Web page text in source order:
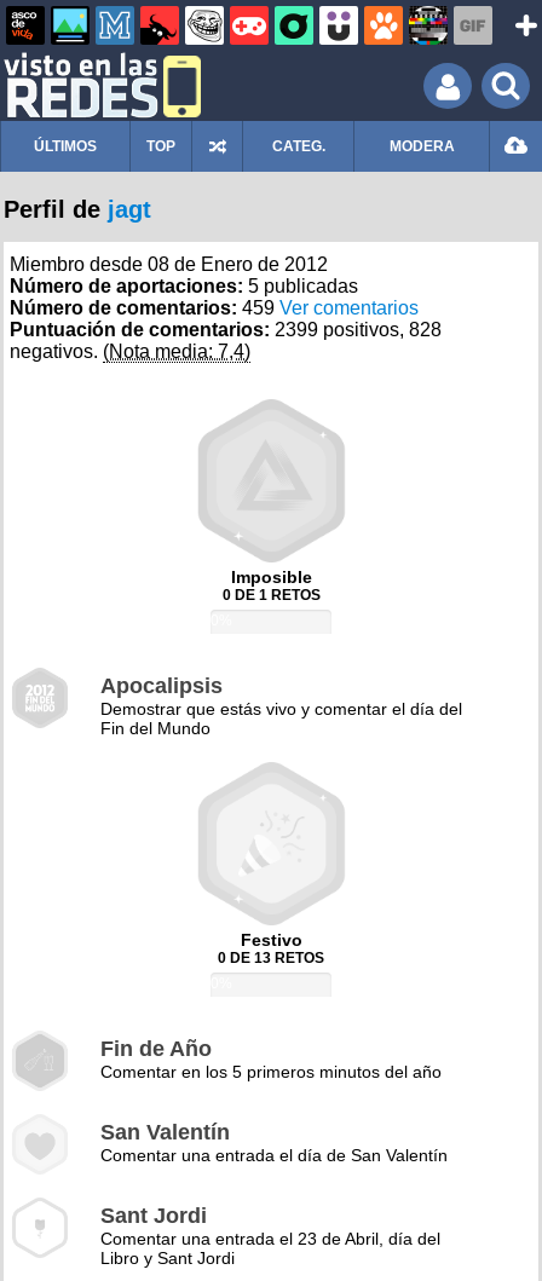
ÚLTIMOS TOP CATEG. MODERA
Perfil de jagt
Miembro desde 08 de Enero de 2012
Número de aportaciones: 5 publicadas
Número de comentarios: 459 Ver comentarios
Puntuación de comentarios: 2399 positivos, 828
negativos. (Nota media: 7,4)
Imposible
0 DE 1 RETOS
Apocalipsis
Demostrar que estás vivo y comentar el día del
Fin del Mundo
Festivo
0 DE 13 RETOS
Fin de Año
Comentar en los 5 primeros minutos del año
San Valentín
Comentar una entrada el día de San Valentín
Sant Jordi
Comentar una entrada el 23 de Abril, día del
Libro y Sant Jordi